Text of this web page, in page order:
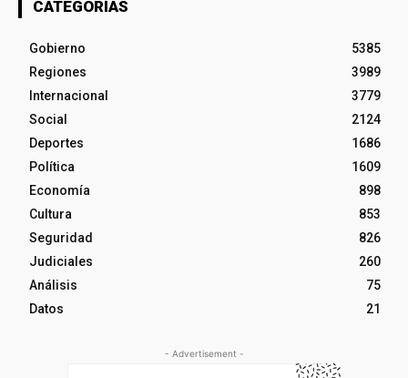
CATEGORÍAS
Gobierno
5385
Regiones
3989
Internacional
3779
Social
2124
Deportes
1686
Política
1609
Economía
898
Cultura
853
Seguridad
826
Judiciales
260
Análisis
75
Datos
21
- Advertisement -